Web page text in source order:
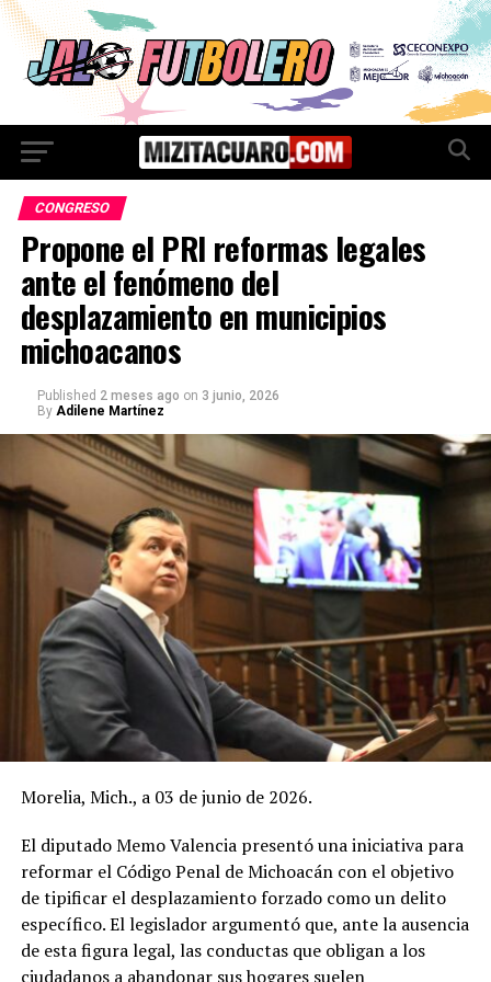
CONGRESO
Propone el PRI reformas legales
ante el fenómeno del
desplazamiento en municipios
michoacanos
Published 2 meses ago on 3 junio, 2026
By Adilene Martínez
Morelia, Mich., a 03 de junio de 2026.
El diputado Memo Valencia presentó una iniciativa para
reformar el Código Penal de Michoacán con el objetivo
de tipificar el desplazamiento forzado como un delito
específico. El legislador argumentó que, ante la ausencia
de esta figura legal, las conductas que obligan a los
ciudadanos a abandonar sus hogares suelen